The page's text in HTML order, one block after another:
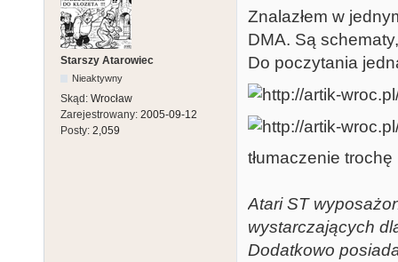
Starszy Atarowiec
Nieaktywny
Skąd: Wrocław
Zarejestrowany: 2005-09-12
Posty: 2,059
Znalazłem w
DMA. Są
Do poczytania
tłumaczenie
Atari ST
wystarczających
Dodatkowo